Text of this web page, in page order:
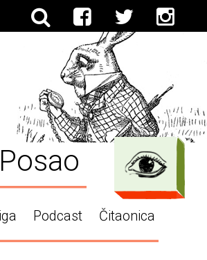
Posao
Podcast Čitaonica